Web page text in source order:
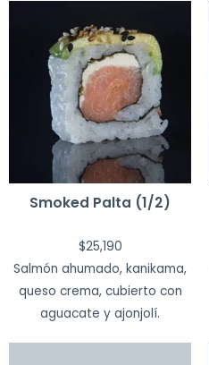
Smoked Palta (1/2)
$25,190
Salmón ahumado, kanikama,
queso crema, cubierto con
aguacate y ajonjolí.